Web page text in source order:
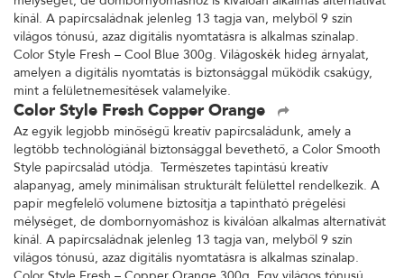
kínál. A papírcsaládnak jelenleg 13 tagja van, melyből 9 szín
világos tónusú, azaz digitális nyomtatásra is alkalmas színalap.
Color Style Fresh – Cool Blue 300g. Világoskék hideg árnyalat,
amelyen a digitális nyomtatás is biztonsággal működik csakúgy,
mint a felületnemesítések valamelyike.
Color Style Fresh Copper Orange
Az egyik legjobb minőségű kreatív papírcsaládunk, amely a
legtöbb technológiánál biztonsággal bevethető, a Color Smooth
Style papírcsalád utódja. Természetes tapintású kreatív
alapanyag, amely minimálisan strukturált felülettel rendelkezik. A
papír megfelelő volumene biztosítja a tapintható prégelési
mélységet, de dombornyomáshoz is kiválóan alkalmas alternatívát
kínál. A papírcsaládnak jelenleg 13 tagja van, melyből 9 szín
világos tónusú, azaz digitális nyomtatásra is alkalmas színalap.